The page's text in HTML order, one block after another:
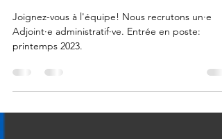
Offre d'emploi | Adjoint·e
administratif·ve
Joignez-vous à l'équipe! Nous recrutons un·e
printemps 2023.